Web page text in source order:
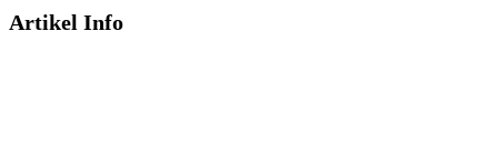
Artikel Info